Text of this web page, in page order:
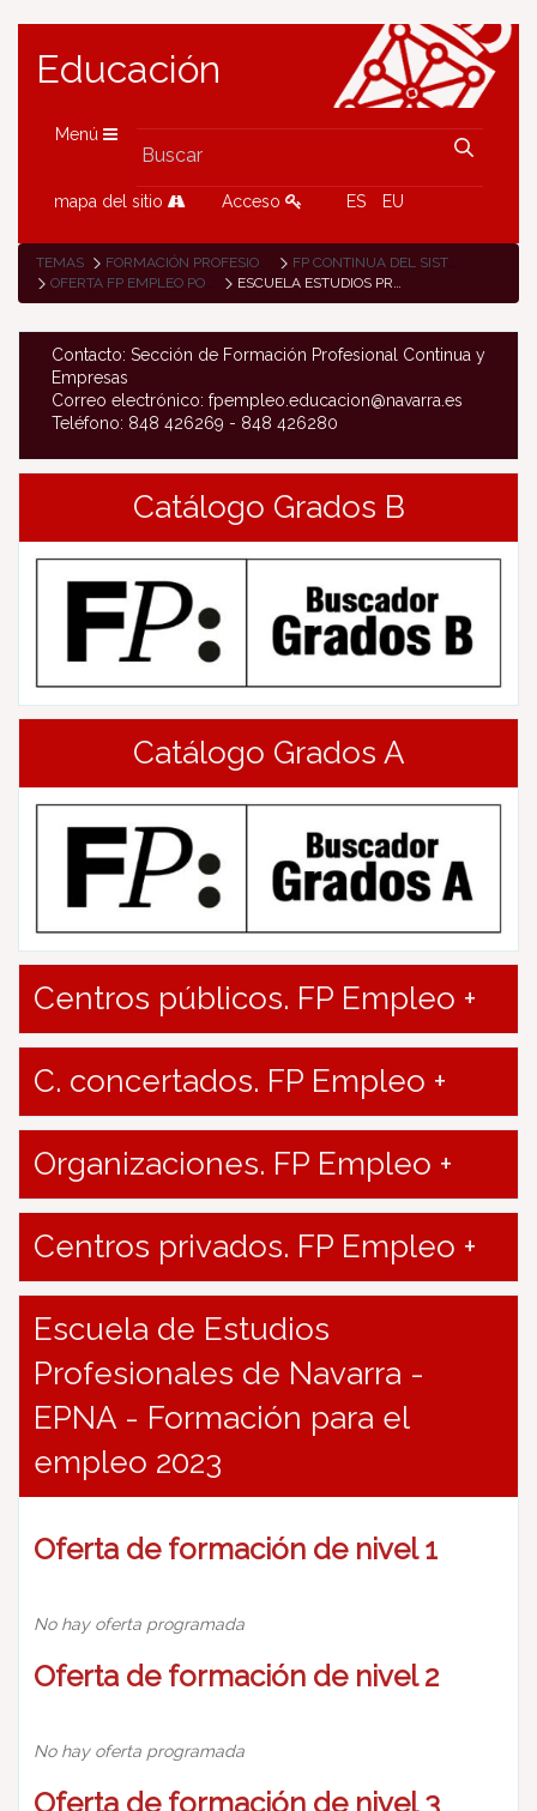
Educación
Menú
mapa del sitio Acceso ES EU
TEMAS FORMACIÓN PROFESIONAL
FP CONTINUA DEL SISTEMA DE FP
OFERTA FP EMPLEO POR CENTRO DE FP
ESCUELA ESTUDIOS PROFESIONALES NAVARRA - EPNA
Contacto: Sección de Formación Profesional Continua y
Empresas
Correo electrónico: fpempleo.educacion@navarra.es
Teléfono: 848 426269 - 848 426280
Catálogo Grados B
Catálogo Grados A
Centros públicos. FP Empleo +
C. concertados. FP Empleo +
Organizaciones. FP Empleo +
Centros privados. FP Empleo +
Escuela de Estudios
Profesionales de Navarra -
EPNA - Formación para el
empleo 2023
Oferta de formación de nivel 1
No hay oferta programada
Oferta de formación de nivel 2
No hay oferta programada
Oferta de formación de nivel 3